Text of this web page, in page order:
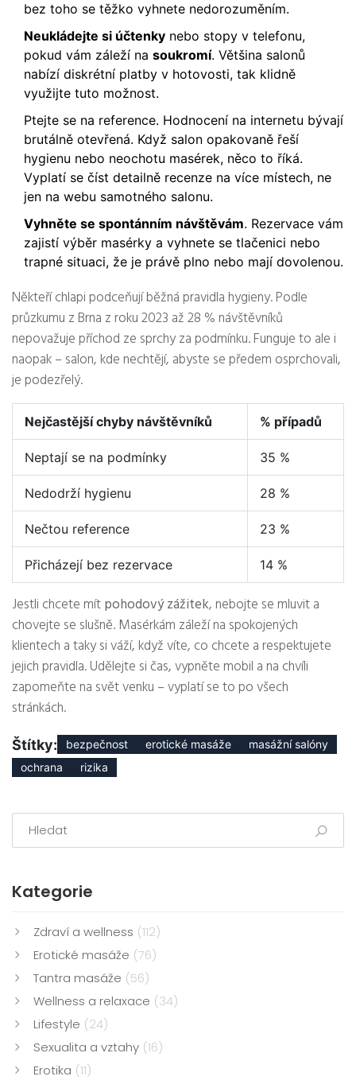
bez toho se těžko vyhnete nedorozuměním.
Neukládejte si účtenky nebo stopy v telefonu,
pokud vám záleží na soukromí. Většina salonů
nabízí diskrétní platby v hotovosti, tak klidně
využijte tuto možnost.
Ptejte se na reference. Hodnocení na internetu bývají
brutálně otevřená. Když salon opakovaně řeší
hygienu nebo neochotu masérek, něco to říká.
Vyplatí se číst detailně recenze na více místech, ne
jen na webu samotného salonu.
Vyhněte se spontánním návštěvám. Rezervace vám
zajistí výběr masérky a vyhnete se tlačenici nebo
trapné situaci, že je právě plno nebo mají dovolenou.
Někteří chlapi podceňují běžná pravidla hygieny. Podle
průzkumu z Brna z roku 2023 až 28 % návštěvníků
nepovažuje příchod ze sprchy za podmínku. Funguje to ale i
naopak – salon, kde nechtějí, abyste se předem osprchovali,
je podezřelý.
Nejčastější chyby návštěvníků % případů
Neptají se na podmínky 35 %
Nedodrží hygienu 28 %
Nečtou reference 23 %
Přicházejí bez rezervace 14 %
Jestli chcete mítpohodový zážitek, nebojte se mluvit a
chovejte se slušně. Masérkám záleží na spokojených
klientech a taky si váží, když víte, co chcete a respektujete
jejich pravidla. Udělejte si čas, vypněte mobil a na chvíli
zapomeňte na svět venku – vyplatí se to po všech
stránkách.
Štítky: bezpečnost erotické masáže
masážní salóny
ochrana
rizika
Kategorie
Zdraví a wellness (112)
Erotické masáže (76)
Tantra masáže (56)
Wellness a relaxace (34)
Lifestyle (24)
Sexualita a vztahy (16)
Erotika (11)